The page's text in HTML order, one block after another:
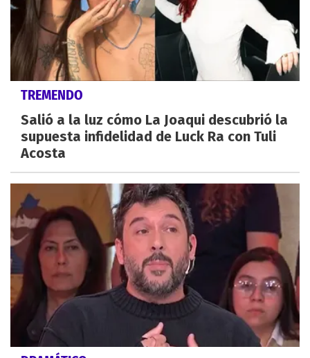
TREMENDO
Salió a la luz cómo La Joaqui descubrió la
supuesta infidelidad de Luck Ra con Tuli
Acosta